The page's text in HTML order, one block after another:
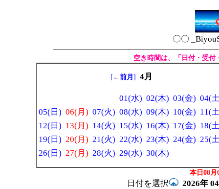
〇〇
空き時間は、「日付・受
[ ←前月 ] 4月
01(水) 02(木) 03(金) 04(
05(日) 06(月) 07(火) 08(水) 09(木) 10(金) 11(
12(日) 13(月) 14(火) 15(水) 16(木) 17(金) 18(
19(日) 20(月) 21(火) 22(水) 23(木) 24(金) 25(
26(日) 27(月) 28(火) 29(水) 30(木)
本日08月
日付を選択 2026年